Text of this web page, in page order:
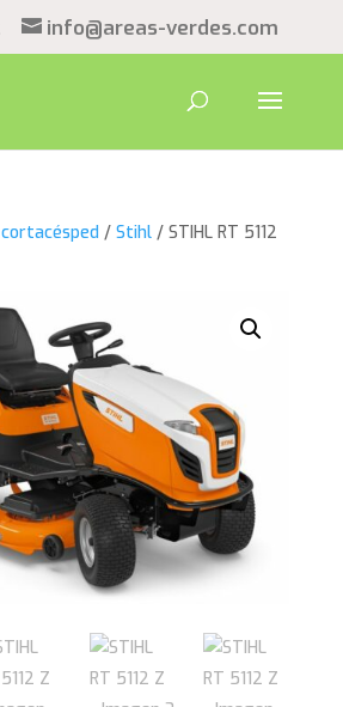
info@areas-verdes.com
/ Stihl/ STIHL RT 5112